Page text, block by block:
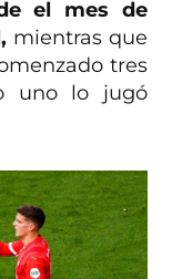
el mes de
mientras que
tres
uno lo jugó